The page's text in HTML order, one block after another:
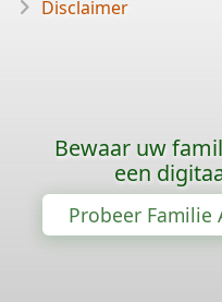
Disclaimer
Bewaar uw
een
Probeer Familie